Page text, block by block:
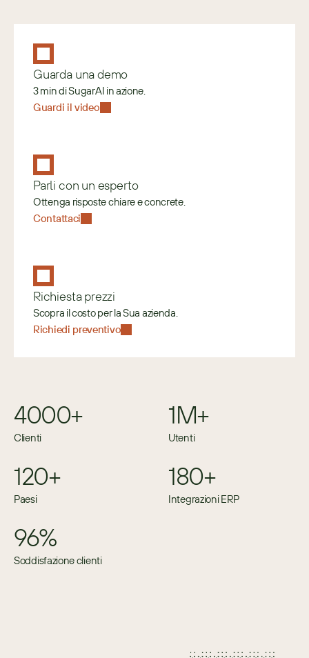
Guarda una demo
3 min di SugarAI in azione.
Guardi il video
Parli con un esperto
Ottenga risposte chiare e concrete.
Contattaci
Richiesta prezzi
Scopra il costo per la Sua azienda.
Richiedi preventivo
4000+
Clienti
1M+
Utenti
120+
Paesi
180+
Integrazioni ERP
96%
Soddisfazione clienti